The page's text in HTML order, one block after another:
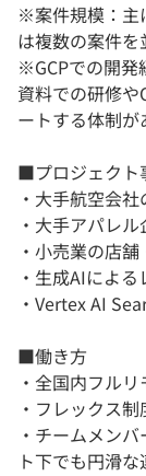
※案件規模：主
は複数の案件を
※GCPでの開発
資料での研修
ートする体制が
■プロジェクト
・大手航空会
・大手アパレ
・小売業の店
・生成AIによ
・Vertex AI
■働き方
・全国内フルリ
・フレックス
・チームメン
ト下でも円滑